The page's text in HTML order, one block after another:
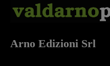
Arno Edizioni Srl